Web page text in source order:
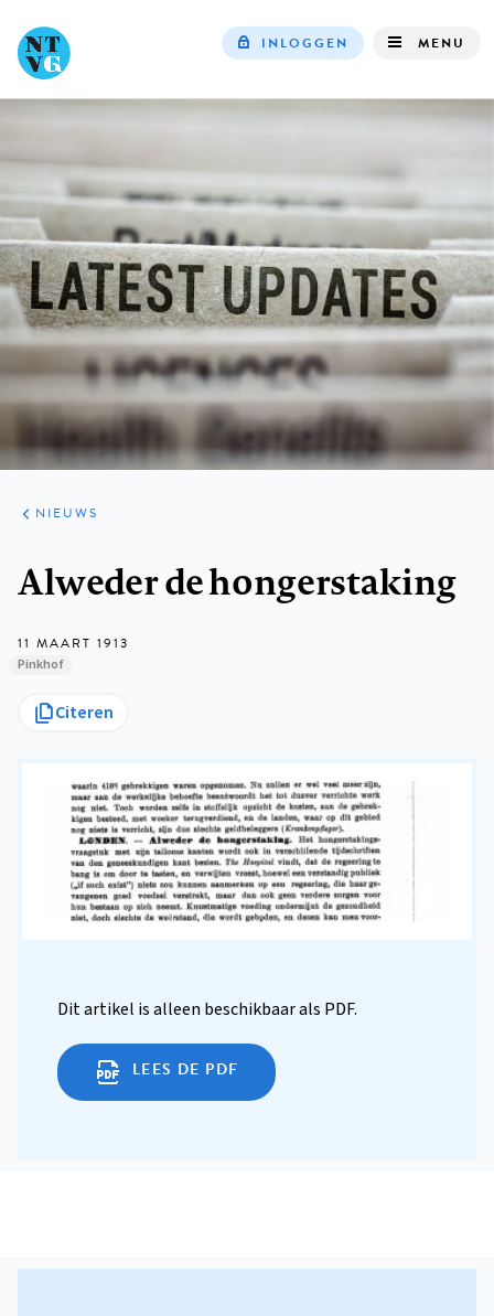
navigation
INLOGGEN MENU
ARTIKELEN
HET
KORT
NIEUWS
Alweder de hongerstaking
11 MAART 1913
Pinkhof
Citeren
Dit artikel is alleen beschikbaar als PDF.
LEES DE PDF